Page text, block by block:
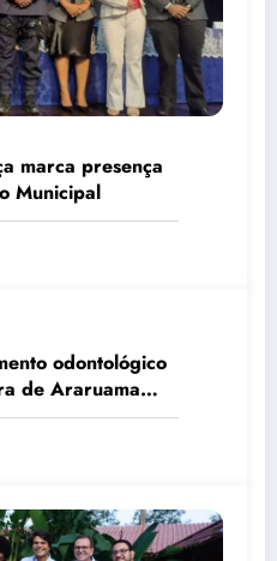
marca presença
Municipal
odontológico
de Araruama
atípicas